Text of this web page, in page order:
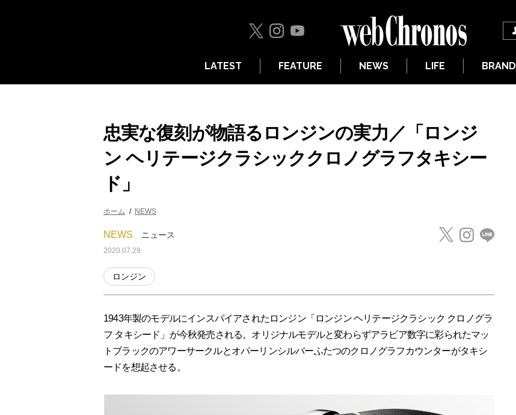
LATEST FEATURE NEWS LIFE BRAND
忠実な復刻が物語るロンジンの実力／「ロンジ
ン ヘリテージクラシッククロノグラフタキシー
ド」
ホーム NEWS
NEWS ニュース
2020.07.29
ロンジン
1943年製のモデルにインスパイアされたロンジン「ロンジン ヘリテージクラシック クロノグラ
フ タキシード」が今秋発売される。オリジナルモデルと変わらずアラビア数字に彩られたマッ
トブラックのアワーサークルとオパーリンシルバーふたつのクロノグラフカウンターがタキシ
ードを想起させる。